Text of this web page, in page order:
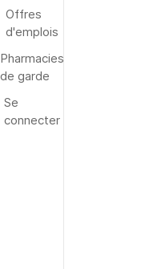
Offres
d'emplois
Pharmacies
de garde
Se
connecter